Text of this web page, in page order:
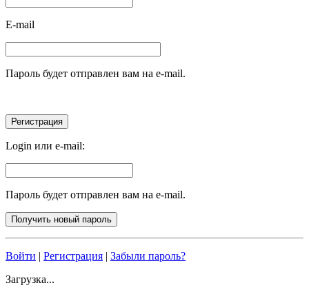
E-mail
Пароль будет отправлен вам на e-mail.
Login или e-mail:
Пароль будет отправлен вам на e-mail.
Войти | Регистрация | Забыли пароль?
Загрузка...